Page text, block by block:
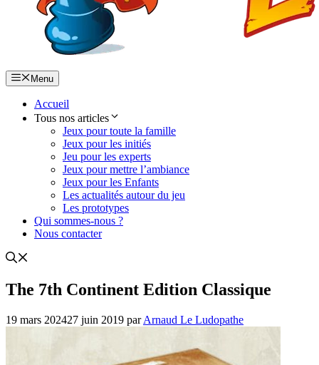
Menu
Accueil
Tous nos articles
Jeux pour toute la famille
Jeux pour les initiés
Jeu pour les experts
Jeux pour mettre l’ambiance
Jeux pour les Enfants
Les actualités autour du jeu
Les prototypes
Qui sommes-nous ?
Nous contacter
The 7th Continent Edition Classique
19 mars 202427 juin 2019 parArnaud Le Ludopathe